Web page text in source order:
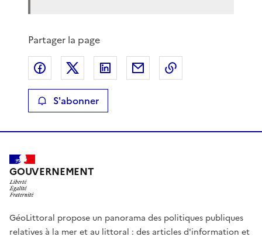
Partager la page
Partager sur Facebook
Partager sur XPartager sur LinkedIn
Partager par email
S'abonner
GOUVERNEMENT
GéoLittoral propose un panorama des politiques publiques
relatives à la mer et au littoral : des articles d'information et